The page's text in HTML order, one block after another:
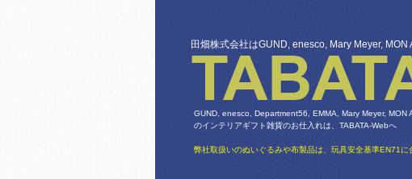
田畑株式会社はGUND, enesco, Mary Meyer, MON
GUND, enesco, Department56, EMMA, Mary Meyer, MON
のインテリアギフト雑貨のお仕入れは、TABATA-Webへ
弊社取扱いのぬいぐるみや布製品は、玩具安全基準EN71に